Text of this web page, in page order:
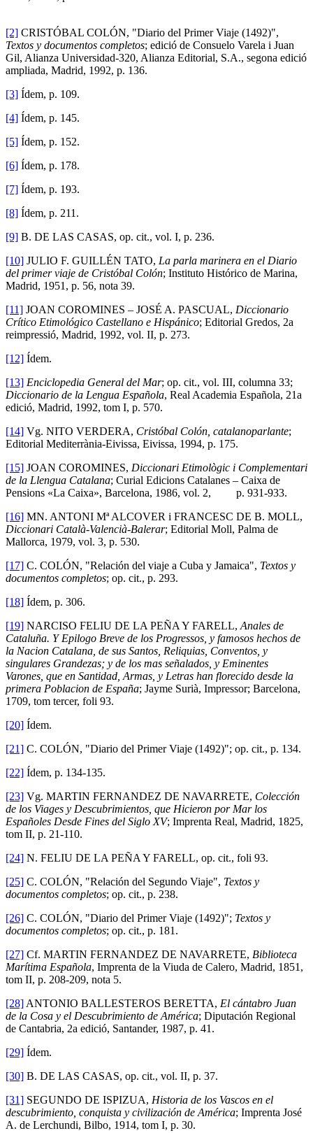
[2] CRISTÓBAL COLÓN, "Diario del Primer Viaje (1492)",
Textos y documentos completos; edició de Consuelo Varela i Juan
Gil, Alianza Universidad-320, Alianza Editorial, S.A., segona edició
ampliada, Madrid, 1992, p. 136.
[3] Ídem, p. 109.
[4] Ídem, p. 145.
[5] Ídem, p. 152.
[6] Ídem, p. 178.
[7] Ídem, p. 193.
[8] Ídem, p. 211.
[9] B. DE LAS CASAS, op. cit., vol. I, p. 236.
[10] JULIO F. GUILLÉN TATO, La parla marinera en el Diario
del primer viaje de Cristóbal Colón; Instituto Histórico de Marina,
Madrid, 1951, p. 56, nota 39.
[11] JOAN COROMINES – JOSÉ A. PASCUAL, Diccionario
Crítico Etimológico Castellano e Hispánico; Editorial Gredos, 2a
reimpressió, Madrid, 1992, vol. II, p. 273.
[12] Ídem.
[13] Enciclopedia General del Mar; op. cit., vol. III, columna 33;
Diccionario de la Lengua Española, Real Academia Española, 21a
edició, Madrid, 1992, tom I, p. 570.
[14] Vg. NITO VERDERA, Cristóbal Colón, catalanoparlante;
Editorial Mediterrània-Eivissa, Eivissa, 1994, p. 175.
[15] JOAN COROMINES, Diccionari Etimològic i Complementari
de la Llengua Catalana; Curial Edicions Catalanes – Caixa de
Pensions «La Caixa», Barcelona, 1986, vol. 2, p. 931-933.
[16] MN. ANTONI Mª ALCOVER i FRANCESC DE B. MOLL,
Diccionari Català-Valencià-Balerar; Editorial Moll, Palma de
Mallorca, 1979, vol. 3, p. 530.
[17] C. COLÓN, "Relación del viaje a Cuba y Jamaica", Textos y
documentos completos; op. cit., p. 293.
[18] Ídem, p. 306.
[19] NARCISO FELIU DE LA PEÑA Y FARELL, Anales de
Cataluña. Y Epilogo Breve de los Progressos, y famosos hechos de
la Nacion Catalana, de sus Santos, Reliquias, Conventos, y
singulares Grandezas; y de los mas señalados, y Eminentes
Varones, que en Santidad, Armas, y Letras han florecido desde la
primera Poblacion de España; Jayme Surià, Impressor; Barcelona,
1709, tom tercer, foli 93.
[20] Ídem.
[21] C. COLÓN, "Diario del Primer Viaje (1492)"; op. cit., p. 134.
[22] Ídem, p. 134-135.
[23] Vg. MARTIN FERNANDEZ DE NAVARRETE, Colección
de los Viages y Descubrimientos, que Hicieron por Mar los
Españoles Desde Fines del Siglo XV; Imprenta Real, Madrid, 1825,
tom II, p. 21-110.
[24] N. FELIU DE LA PEÑA Y FARELL, op. cit., foli 93.
[25] C. COLÓN, "Relación del Segundo Viaje", Textos y
documentos completos; op. cit., p. 238.
[26] C. COLÓN, "Diario del Primer Viaje (1492)"; Textos y
documentos completos; op. cit., p. 181.
[27] Cf. MARTIN FERNANDEZ DE NAVARRETE, Biblioteca
Marítima Española, Imprenta de la Viuda de Calero, Madrid, 1851,
tom II, p. 208-209, nota 5.
[28] ANTONIO BALLESTEROS BERETTA, El cántabro Juan
de la Cosa y el Descubrimiento de América; Diputación Regional
de Cantabria, 2a edició, Santander, 1987, p. 41.
[29] Ídem.
[30] B. DE LAS CASAS, op. cit., vol. II, p. 37.
[31] SEGUNDO DE ISPIZUA, Historia de los Vascos en el
descubrimiento, conquista y civilización de América; Imprenta José
A. de Lerchundi, Bilbo, 1914, tom I, p. 30.